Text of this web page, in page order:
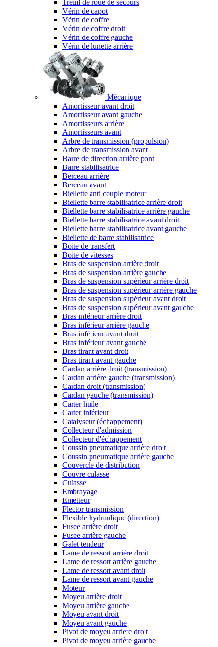
Treuil de roue de secours
Vérin de capot
Vérin de coffre
Vérin de coffre droit
Vérin de coffre gauche
Vérin de lunette arrière
Mécanique
Amortisseur avant droit
Amortisseur avant gauche
Amortisseurs arrière
Amortisseurs avant
Arbre de transmission (propulsion)
Arbre de transmission avant
Barre de direction arrière pont
Barre stabilisatrice
Berceau arrière
Berceau avant
Biellette anti couple moteur
Biellette barre stabilisatrice arrière droit
Biellette barre stabilisatrice arrière gauche
Biellette barre stabilisatrice avant droit
Biellette barre stabilisatrice avant gauche
Biellette de barre stabilisatrice
Boite de transfert
Boite de vitesses
Bras de suspension arrière droit
Bras de suspension arrière gauche
Bras de suspension supérieur arrière droit
Bras de suspension supérieur arrière gauche
Bras de suspension supérieur avant droit
Bras de suspension supérieur avant gauche
Bras inférieur arrière droit
Bras inférieur arrière gauche
Bras inférieur avant droit
Bras inférieur avant gauche
Bras tirant avant droit
Bras tirant avant gauche
Cardan arrière droit (transmission)
Cardan arrière gauche (transmission)
Cardan droit (transmission)
Cardan gauche (transmission)
Carter huile
Carter inférieur
Catalyseur (échappement)
Collecteur d'admission
Collecteur d'échappement
Coussin pneumatique arrière droit
Coussin pneumatique arrière gauche
Couvercle de distribution
Couvre culasse
Culasse
Embrayage
Emetteur
Flector transmission
Flexible hydraulique (direction)
Fusee arrière droit
Fusee arrière gauche
Galet tendeur
Lame de ressort arrière droit
Lame de ressort arrière gauche
Lame de ressort avant droit
Lame de ressort avant gauche
Moteur
Moyeu arrière droit
Moyeu arrière gauche
Moyeu avant droit
Moyeu avant gauche
Pivot de moyeu arrière droit
Pivot de moyeu arrière gauche